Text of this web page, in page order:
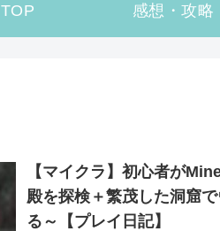
TOP 感想・攻略
【マイクラ】初心者が
殿を探検＋繁茂した洞窟
る～【プレイ日記】